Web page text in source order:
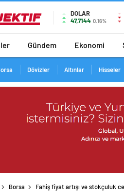
DOLAR
47,7144 0.16%
Gündem Ekonomi
Dövizler Altınlar Hisseler
Borsa Fahiş fiyat artışı ve stokçuluk